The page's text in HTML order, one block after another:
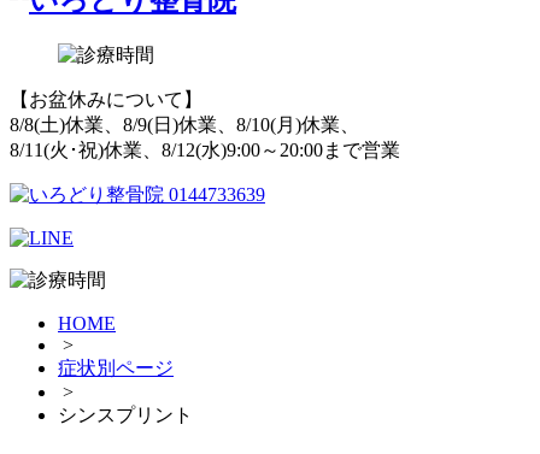
【お盆休みについて】
8/8(土)休業、8/9(日)休業、8/10(月)休業、
8/11(火･祝)休業、8/12(水)9:00～20:00まで営業
HOME
>
症状別ページ
>
シンスプリント